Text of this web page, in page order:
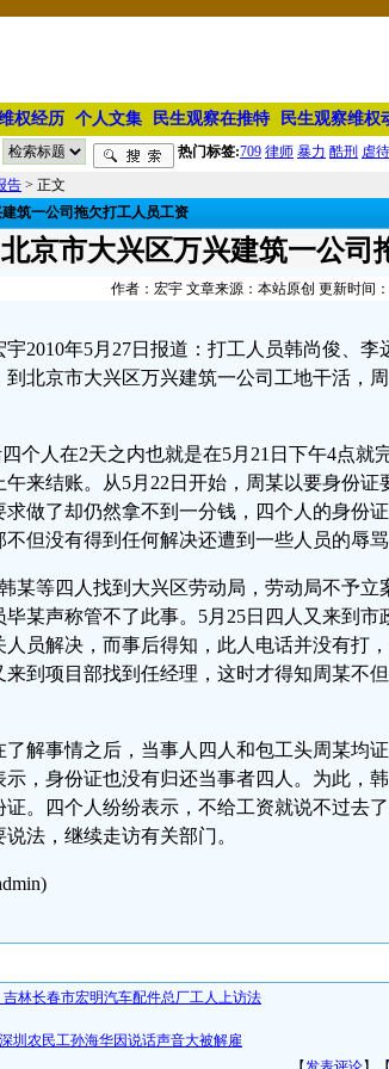
权经历 个人文集 民生观察在推特 民生观察维权
热门标签:709 律师 暴力 酷刑 虐待
告 > 正文
筑一公司拖欠打工人员工资
北京市大兴区万兴建筑一公司
作者：宏宇 文章来源：本站原创 更新时间：
宇2010年5月27日报道：打工人员韩尚俊、
到北京市大兴区万兴建筑一公司工地干活，
个人在2天之内也就是在5月21日下午4点就
午来结账。从5月22日开始，周某以要身份
求做了却仍然拿不到一分钱，四个人的身份
但没有得到任何解决还遭到一些人员的辱骂
某等四人找到大兴区劳动局，劳动局不予
毕某声称管不了此事。5月25日四人又来到
人员解决，而事后得知，此人电话并没有打
来到项目部找到任经理，这时才得知周某不
了解事情之后，当事人四人和包工头周某均
示，身份证也没有归还当事者四人。为此，
证。四个人纷纷表示，不给工资就说不过去
法，继续走访有关部门。
吉林长春市宏明汽车配件总厂工人上访法
圳农民工孙海华因说话声音大被解雇